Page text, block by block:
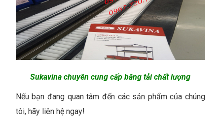
Sukavina chuyên cung cấp băng tải chất lượng
Nếu bạn đang quan tâm đến các sản phẩm của chúng
tôi, hãy liên hệ ngay!